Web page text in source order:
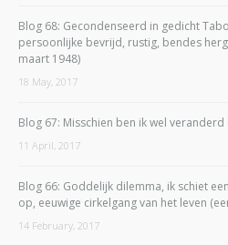
Blog 68: Gecondenseerd in gedicht
persoonlijke bevrijd, rustig, bendes
maart 1948)
18 May, 2017
Blog 67: Misschien ben ik wel
11 April, 2017
Blog 66: Goddelijk dilemma, ik schiet
op, eeuwige cirkelgang van het leven
14 February, 2017